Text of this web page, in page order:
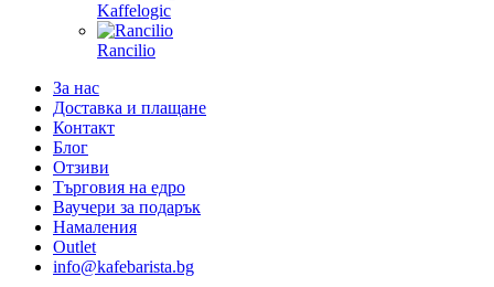
Kaffelogic
Rancilio
За нас
Доставка и плащане
Контакт
Блог
Отзиви
Търговия на едро
Ваучери за подарък
Намаления
Outlet
info@kafebarista.bg